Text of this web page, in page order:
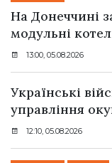
На Донеччині
модульні
13:00, 05.08.2026
Українські
управління
12:10, 05.08.2026